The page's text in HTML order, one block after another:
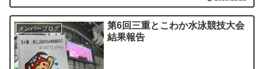
メンバーブログ
第6回三重とこわか水泳競技大会
結果報告